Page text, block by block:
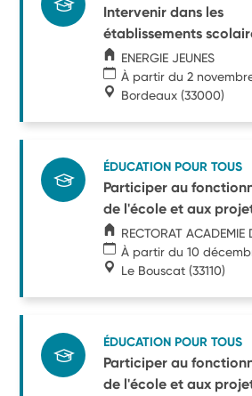
Intervenir dans les
établissements
ENERGIE JEUNES
À partir du 2
Bordeaux (33000)
ÉDUCATION POUR TOUS
Participer au
de l'école et aux
RECTORAT ACADEMIE
À partir du 10
Le Bouscat (33110)
ÉDUCATION POUR TOUS
Participer au
de l'école et aux